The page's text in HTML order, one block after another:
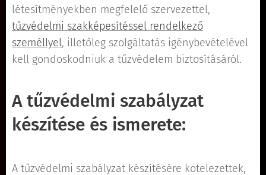
létesítményekben megfelelő szervezettel,
tűzvédelmi szakképesítéssel rendelkező
személlyel, illetőleg szolgáltatás igénybevételével
kell gondoskodniuk a tűzvédelem biztosításáról.
A tűzvédelmi szabályzat
készítése és ismerete:
A tűzvédelmi szabályzat készítésére kötelezettek,